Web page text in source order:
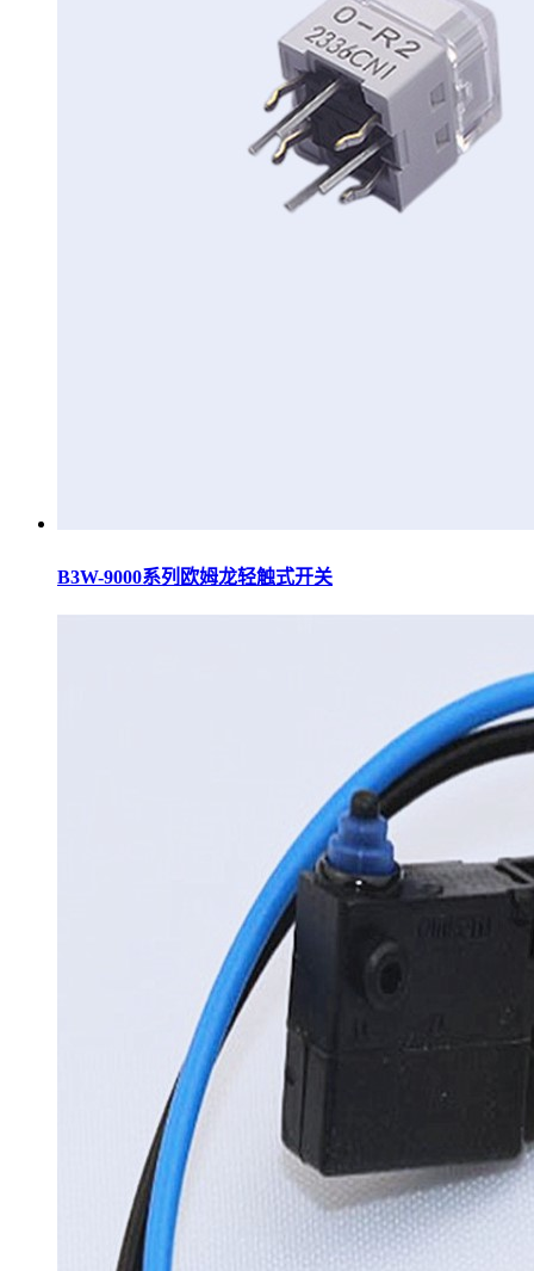
B3W-9000系列欧姆龙轻触式开关